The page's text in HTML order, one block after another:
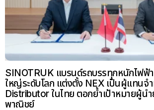
SINOTRUK แบรนด์รถบรรทุกหนักไฟฟ้
ใหญ่ระดับโลก แต่งตั้ง NEX เป็นผู้แทนจ
Distributor ในไทย ตอกย้ำเป้าหมายผู้น
พาณิชย์